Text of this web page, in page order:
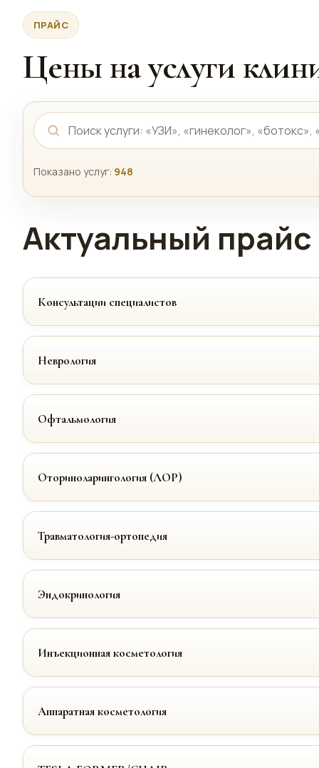
ПРАЙС
Цены на услуги
Показано услуг: 948
Актуальный
Консультации специалистов
Неврология
Офтальмология
Оториноларингология (ЛОР)
Травматология-ортопедия
Эндокринология
Инъекционная косметология
Аппаратная косметология